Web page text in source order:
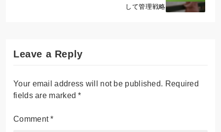
して管理戦略
Leave a Reply
Your email address will not be published. Required
fields are marked*
Comment*